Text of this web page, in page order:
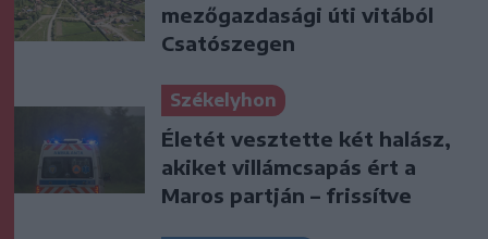
mezőgazdasági úti vitából
Csatószegen
Székelyhon
Életét vesztette két halász,
akiket villámcsapás ért a
Maros partján – frissítve